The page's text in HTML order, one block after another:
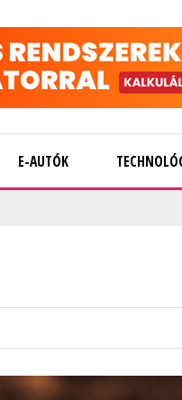
E-AUTÓK